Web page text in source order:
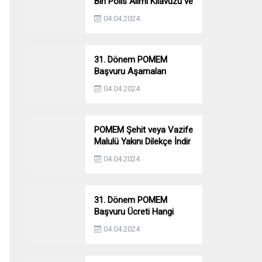
Başvuru Ekranı
04.04.2024
31. Dönem POMEM
Başvuru Aşamaları
Nelerdir? Ön Sağlık –
Parkur – Mülakat
04.04.2024
POMEM Şehit veya Vazife
Malulü Yakını Dilekçe İndir
04.04.2024
31. Dönem POMEM
Başvuru Ücreti Hangi
Bankaya Yatırılacak?
04.04.2024